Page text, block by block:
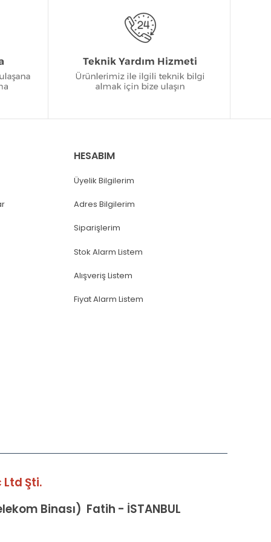
HESABIM
Üyelik Bilgilerim
Adres Bilgilerim
Siparişlerim
Stok Alarm Listem
Alışveriş Listem
Fiyat Alarm Listem
Şti.
Binası) Fatih - İSTANBUL